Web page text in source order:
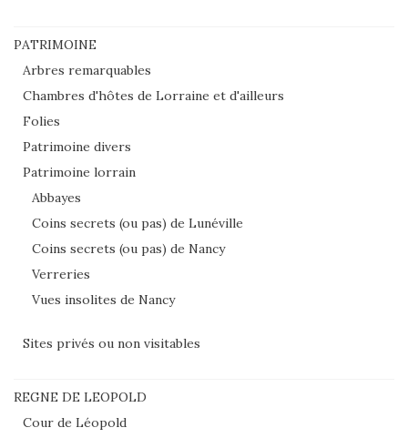
PATRIMOINE
Arbres remarquables
Chambres d'hôtes de Lorraine et d'ailleurs
Folies
Patrimoine divers
Patrimoine lorrain
Abbayes
Coins secrets (ou pas) de Lunéville
Coins secrets (ou pas) de Nancy
Verreries
Vues insolites de Nancy
Sites privés ou non visitables
REGNE DE LEOPOLD
Cour de Léopold